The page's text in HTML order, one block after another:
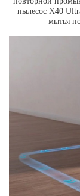
пылесос X40
мытья